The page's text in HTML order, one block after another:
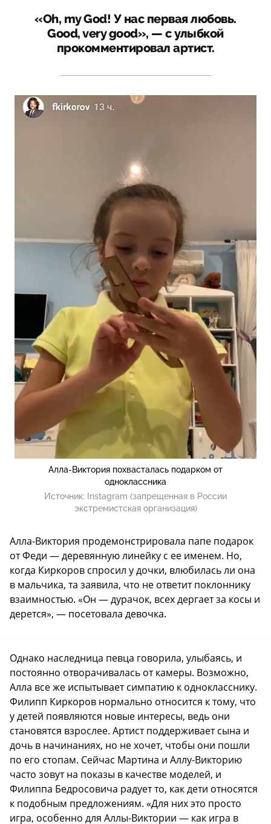
«Oh, my God! У нас первая любовь.
Good, very good», — с улыбкой
прокомментировал артист.
Алла-Виктория похвасталась подарком от
одноклассника
Источник:
Instagram (запрещенная в России
экстремистская организация)
Алла-Виктория продемонстрировала папе подарок
от Феди — деревянную линейку с ее именем. Но,
когда Киркоров спросил у дочки, влюбилась ли она
в мальчика, та заявила, что не ответит поклоннику
взаимностью. «Он — дурачок, всех дергает за косы и
дерется», — посетовала девочка.
Однако наследница певца говорила, улыбаясь, и
постоянно отворачивалась от камеры. Возможно,
Алла все же испытывает симпатию к однокласснику.
Филипп Киркоров нормально относится к тому, что
у детей появляются новые интересы, ведь они
становятся взрослее. Артист поддерживает сына и
дочь в начинаниях, но не хочет, чтобы они пошли
по его стопам. Сейчас Мартина и Аллу-Викторию
часто зовут на показы в качестве моделей, и
Филиппа Бедросовича радует то, как дети относятся
к подобным предложениям. «Для них это просто
игра, особенно для Аллы-Виктории — как игра в